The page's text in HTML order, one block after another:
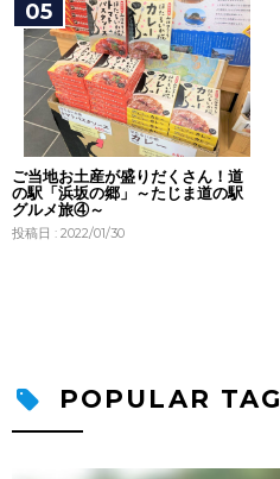
ご当地お土産が盛りだくさん！道
の駅「浜坂の郷」～たじま道の駅
グルメ旅④～
投稿日 : 2022/01/30
POPULAR TAG